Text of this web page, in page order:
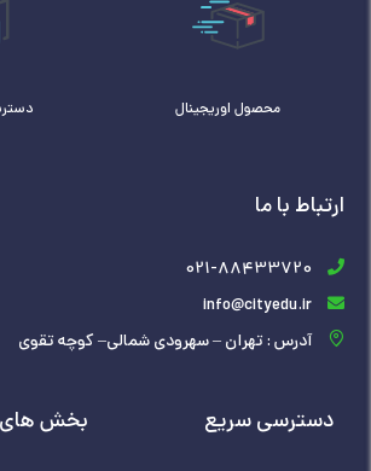
محصول اوریجینال
ارتباط با ما
021-88433720
info@cityedu.ir
آدرس : تهران – سهرودی شمالی– کوچه تقوی
دسترسی سریع بخش